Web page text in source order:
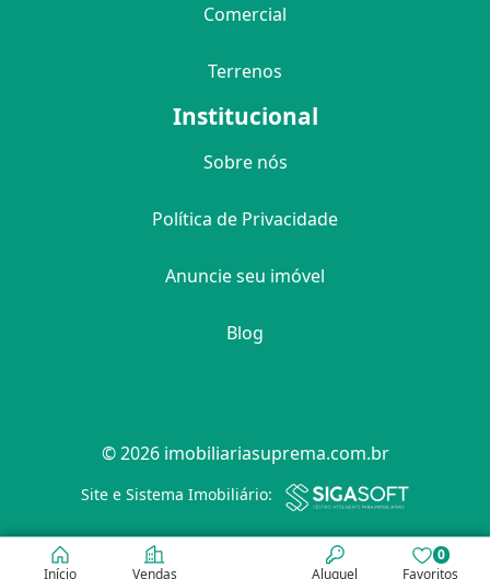
Filtro
Comercial
Terrenos
Institucional
Sobre nós
Política de Privacidade
Anuncie seu imóvel
Blog
© 2026 imobiliariasuprema.com.br
Site e Sistema Imobiliário:
Início Vendas Aluguel
0
Favoritos